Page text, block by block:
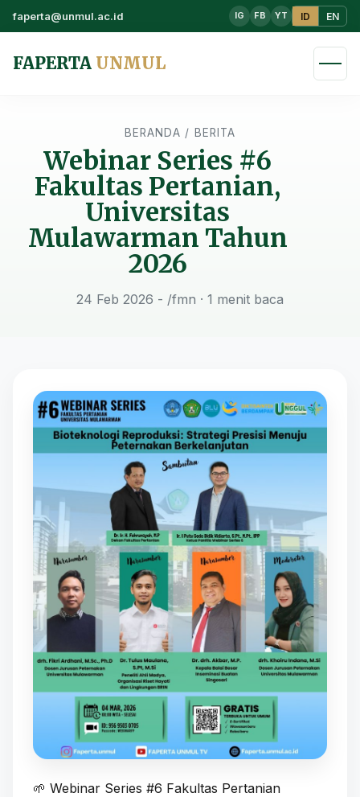
faperta@unmul.ac.id IG FB YT ID EN
FAPERTA UNMUL
BERANDA / BERITA
Webinar Series #6
Fakultas Pertanian,
Universitas
Mulawarman Tahun
2026
24 Feb 2026 - /fmn · 1 menit baca
🌱 Webinar Series #6 Fakultas Pertanian